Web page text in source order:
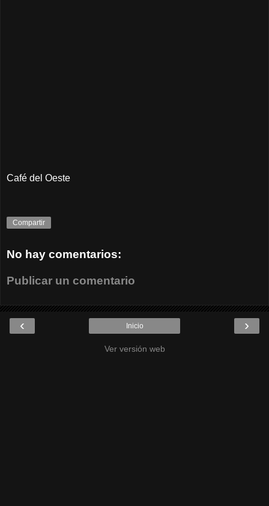
Café del Oeste
Compartir
No hay comentarios:
Publicar un comentario
‹ ›
Inicio
Ver versión web